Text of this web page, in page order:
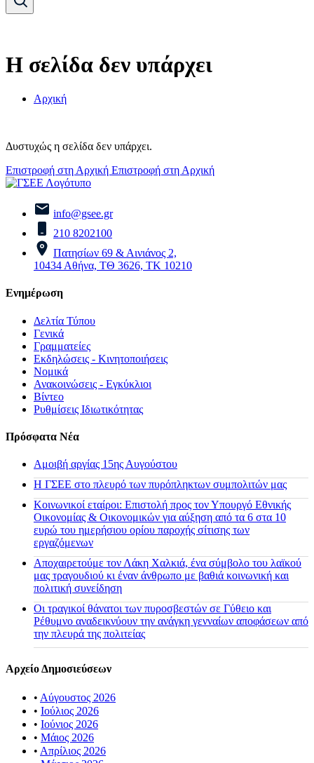
Η σελίδα δεν υπάρχει
Αρχική
Δυστυχώς η σελίδα δεν υπάρχει.
Επιστροφή στη Αρχική Επιστροφή στη Αρχική
info@gsee.gr
210 8202100
Πατησίων 69 & Αινιάνος 2,
10434 Αθήνα, ΤΘ 3626, ΤΚ 10210
Ενημέρωση
Δελτία Τύπου
Γενικά
Γραμματείες
Εκδηλώσεις - Κινητοποιήσεις
Νομικά
Ανακοινώσεις - Εγκύκλιοι
Βίντεο
Ρυθμίσεις Ιδιωτικότητας
Πρόσφατα Νέα
Αμοιβή αργίας 15ης Αυγούστου
H ΓΣΕΕ στο πλευρό των πυρόπληκτων συμπολιτών μας
Κοινωνικοί εταίροι: Επιστολή προς τον Υπουργό Εθνικής
Οικονομίας & Οικονομικών για αύξηση από τα 6 στα 10
ευρώ του ημερήσιου ορίου παροχής σίτισης των
εργαζόμενων
Αποχαιρετούμε τον Λάκη Χαλκιά, ένα σύμβολο του λαϊκού
μας τραγουδιού κι έναν άνθρωπο με βαθιά κοινωνική και
πολιτική συνείδηση
Οι τραγικοί θάνατοι των πυροσβεστών σε Γύθειο και
Ρέθυμνο αναδεικνύουν την ανάγκη γενναίων αποφάσεων από
την πλευρά της πολιτείας
Αρχείο Δημοσιεύσεων
• Αύγουστος 2026
• Ιούλιος 2026
• Ιούνιος 2026
• Μάιος 2026
• Απρίλιος 2026